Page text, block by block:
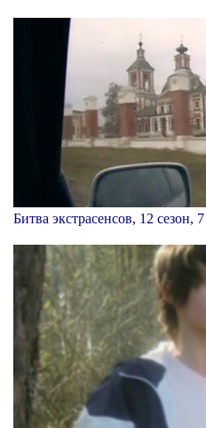
Битва экстрасенсов, 12 сезон,